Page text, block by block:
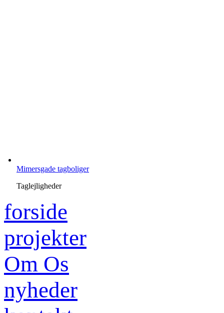
Mimersgade tagboliger
Taglejligheder
forside
projekter
Om Os
nyheder